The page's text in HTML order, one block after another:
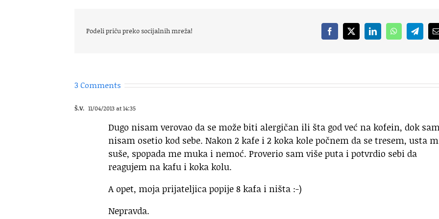
Podeli priču preko socijalnih mreža! Facebook
X LinkedInWhatsApp
3 Comments
Š.V. 11/04/2013 at 14:35
Dugo nisam verovao da se može biti alergičan ili šta god već na kofein, dok
nisam osetio kod sebe. Nakon 2 kafe i 2 koka kole počnem da se tresem, usta
suše, spopada me muka i nemoć. Proverio sam više puta i potvrdio sebi da
reagujem na kafu i koka kolu.
A opet, moja prijateljica popije 8 kafa i ništa :-)
Nepravda.